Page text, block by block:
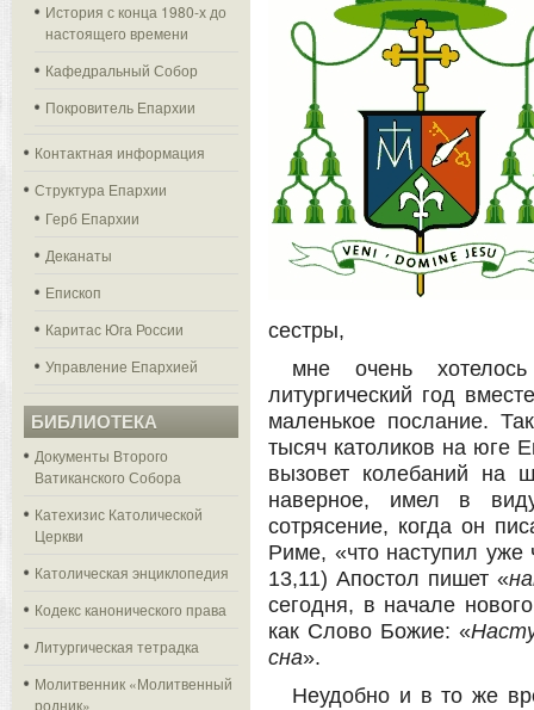
История с конца 1980-х до
настоящего времени
Кафедральный Собор
Покровитель Епархии
Контактная информация
Структура Епархии
Герб Епархии
Деканаты
Епископ
Каритас Юга России
Управление Епархией
БИБЛИОТЕКА
Документы Второго
Ватиканского Собора
Катехизис Католической
Церкви
Католическая энциклопедия
Кодекс канонического права
Литургическая тетрадка
Молитвенник «Молитвенный
родник»
сестры,
мне очень
литургический год
маленькое послание.
тысяч католиков на юге
вызовет колебаний на
наверное, имел в
сотрясение, когда он
Риме, «что наступил уже
13,11) Апостол пишет «
сегодня, в начале
как Слово Божие: «
сна».
Неудобно и в то же